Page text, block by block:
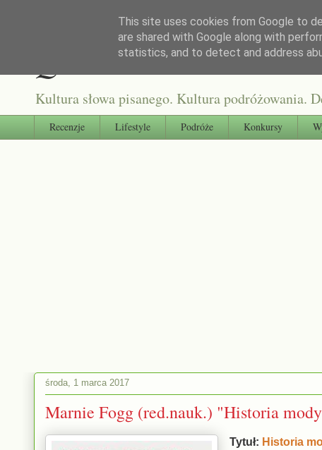
Qultura słowa
Kultura słowa pisanego. Kultura podróżowania.
Recenzje Lifestyle Podróże Konkursy
środa, 1 marca 2017
Marnie Fogg (red.nauk.) "Historia
Tytuł: Historia
This site uses cookies from Google to
are shared with Google along with
statistics, and to detect and address